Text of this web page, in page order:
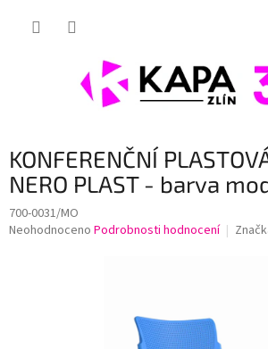
KONFERENČNÍ
NERO PLAST - barva
700-0031/MO
Průměrné
Neohodnoceno Podrobnosti hodnocení